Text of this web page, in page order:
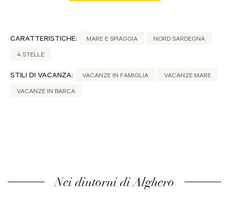
CARATTERISTICHE: MARE E SPIAGGIA NORD SARDEGNA
4 STELLE
STILI DI VACANZA: VACANZE IN FAMIGLIA VACANZE MARE
VACANZE IN BARCA
Nei dintorni di Alghero